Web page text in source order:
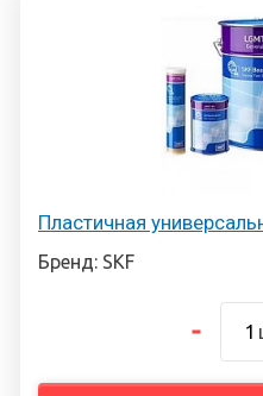
Пластичная
Бренд: SKF